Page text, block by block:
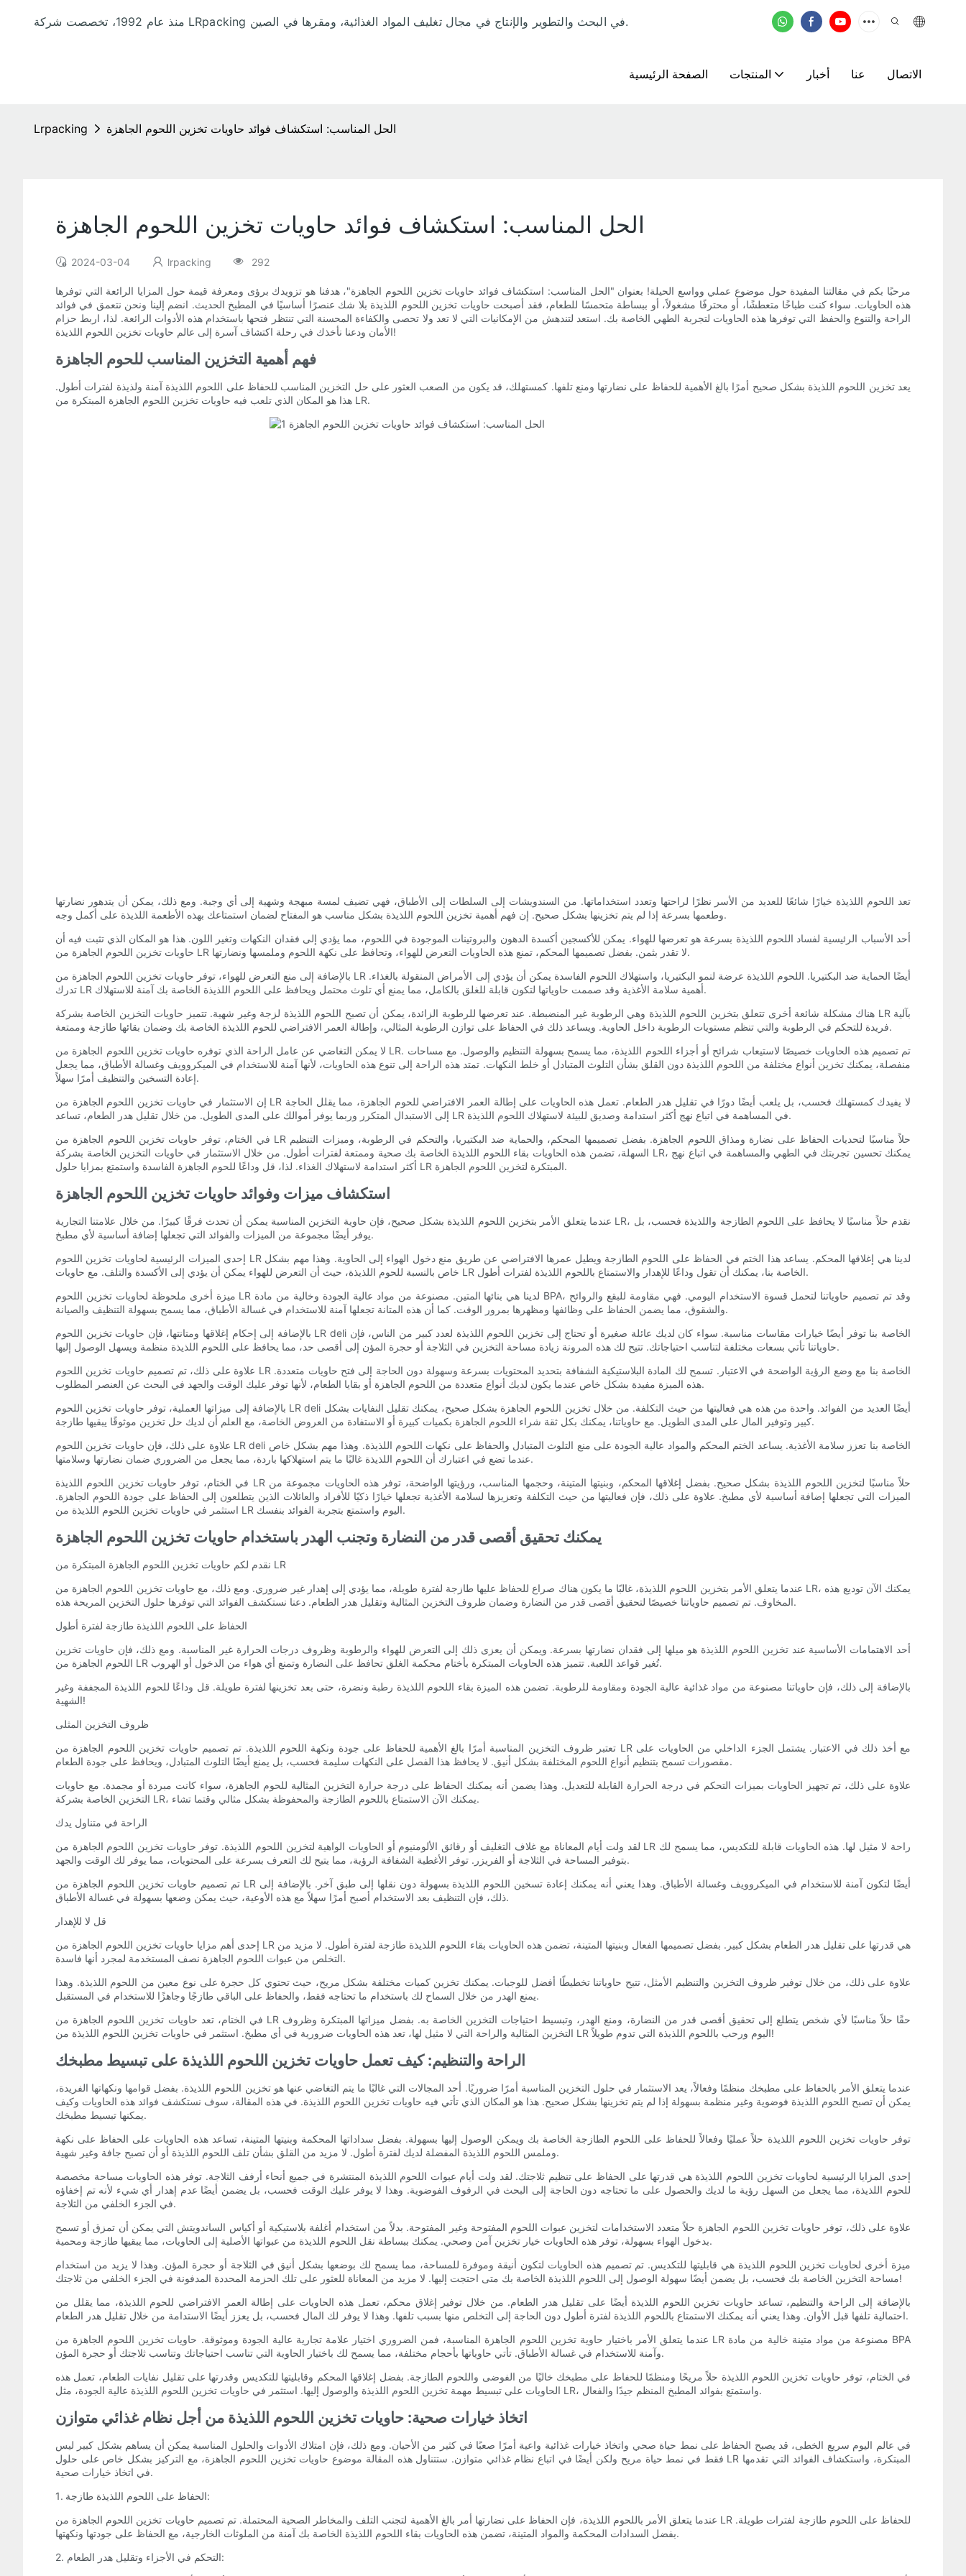
منذ عام 1992، تخصصت شركة LRpacking في البحث والتطوير والإنتاج في مجال تغليف المواد الغذائية، ومقرها في الصين.
الصفحة الرئيسية المنتجات أخبار عنا الاتصال
Lrpacking الحل المناسب: استكشاف فوائد حاويات تخزين اللحوم الجاهزة
الحل المناسب: استكشاف فوائد حاويات تخزين اللحوم الجاهزة
2024-03-04 lrpacking 292
مرحبًا بكم في مقالتنا المفيدة حول موضوع عملي وواسع الحيلة! بعنوان "الحل المناسب: استكشاف فوائد حاويات تخزين اللحوم الجاهزة"، هدفنا هو تزويدك برؤى ومعرفة قيمة حول المزايا الرائعة التي توفرها
هذه الحاويات. سواء كنت طباخًا متعطشًا، أو محترفًا مشغولاً، أو ببساطة متحمسًا للطعام، فقد أصبحت حاويات تخزين اللحوم اللذيذة بلا شك عنصرًا أساسيًا في المطبخ الحديث. انضم إلينا ونحن نتعمق في فوائد
الراحة والتنوع والحفظ التي توفرها هذه الحاويات لتجربة الطهي الخاصة بك. استعد لتندهش من الإمكانيات التي لا تعد ولا تحصى والكفاءة المحسنة التي تنتظر فتحها باستخدام هذه الأدوات الرائعة. لذا، اربط حزام
الأمان ودعنا نأخذك في رحلة اكتشاف آسرة إلى عالم حاويات تخزين اللحوم اللذيذة!
فهم أهمية التخزين المناسب للحوم الجاهزة
يعد تخزين اللحوم اللذيذة بشكل صحيح أمرًا بالغ الأهمية للحفاظ على نضارتها ومنع تلفها. كمستهلك، قد يكون من الصعب العثور على حل التخزين المناسب للحفاظ على اللحوم اللذيذة آمنة ولذيذة لفترات أطول.
هذا هو المكان الذي تلعب فيه حاويات تخزين اللحوم الجاهزة المبتكرة من LR.
تعد اللحوم اللذيذة خيارًا شائعًا للعديد من الأسر نظرًا لراحتها وتعدد استخداماتها. من السندويشات إلى السلطات إلى الأطباق، فهي تضيف لمسة مبهجة وشهية إلى أي وجبة. ومع ذلك، يمكن أن يتدهور نضارتها
وطعمها بسرعة إذا لم يتم تخزينها بشكل صحيح. إن فهم أهمية تخزين اللحوم اللذيذة بشكل مناسب هو المفتاح لضمان استمتاعك بهذه الأطعمة اللذيذة على أكمل وجه.
أحد الأسباب الرئيسية لفساد اللحوم اللذيذة بسرعة هو تعرضها للهواء. يمكن للأكسجين أكسدة الدهون والبروتينات الموجودة في اللحوم، مما يؤدي إلى فقدان النكهات وتغير اللون. هذا هو المكان الذي تثبت فيه أن
حاويات تخزين اللحوم الجاهزة من LR لا تقدر بثمن. بفضل تصميمها المحكم، تمنع هذه الحاويات التعرض للهواء، وتحافظ على نكهة اللحوم وملمسها ونضارتها.
بالإضافة إلى منع التعرض للهواء، توفر حاويات تخزين اللحوم الجاهزة من LR أيضًا الحماية ضد البكتيريا. اللحوم اللذيذة عرضة لنمو البكتيريا، واستهلاك اللحوم الفاسدة يمكن أن يؤدي إلى الأمراض المنقولة بالغذاء.
تدرك LR أهمية سلامة الأغذية وقد صممت حاوياتها لتكون قابلة للغلق بالكامل، مما يمنع أي تلوث محتمل ويحافظ على اللحوم اللذيذة الخاصة بك آمنة للاستهلاك.
هناك مشكلة شائعة أخرى تتعلق بتخزين اللحوم اللذيذة وهي الرطوبة غير المنضبطة. عند تعرضها للرطوبة الزائدة، يمكن أن تصبح اللحوم اللذيذة لزجة وغير شهية. تتميز حاويات التخزين الخاصة بشركة LR بآلية
فريدة للتحكم في الرطوبة والتي تنظم مستويات الرطوبة داخل الحاوية. ويساعد ذلك في الحفاظ على توازن الرطوبة المثالي، وإطالة العمر الافتراضي للحوم اللذيذة الخاصة بك وضمان بقائها طازجة وممتعة.
لا يمكن التغاضي عن عامل الراحة الذي توفره حاويات تخزين اللحوم الجاهزة من LR. تم تصميم هذه الحاويات خصيصًا لاستيعاب شرائح أو أجزاء اللحوم اللذيذة، مما يسمح بسهولة التنظيم والوصول. مع مساحات
منفصلة، ​​يمكنك تخزين أنواع مختلفة من اللحوم اللذيذة دون القلق بشأن التلوث المتبادل أو خلط النكهات. تمتد هذه الراحة إلى تنوع هذه الحاويات، لأنها آمنة للاستخدام في الميكروويف وغسالة الأطباق، مما يجعل
إعادة التسخين والتنظيف أمرًا سهلاً.
إن الاستثمار في حاويات تخزين اللحوم الجاهزة من LR لا يفيدك كمستهلك فحسب، بل يلعب أيضًا دورًا في تقليل هدر الطعام. تعمل هذه الحاويات على إطالة العمر الافتراضي للحوم الجاهزة، مما يقلل الحاجة
إلى الاستبدال المتكرر وربما يوفر أموالك على المدى الطويل. من خلال تقليل هدر الطعام، تساعد LR في المساهمة في اتباع نهج أكثر استدامة وصديق للبيئة لاستهلاك اللحوم اللذيذة.
في الختام، توفر حاويات تخزين اللحوم الجاهزة من LR حلاً مناسبًا لتحديات الحفاظ على نضارة ومذاق اللحوم الجاهزة. بفضل تصميمها المحكم، والحماية ضد البكتيريا، والتحكم في الرطوبة، وميزات التنظيم
السهلة، تضمن هذه الحاويات بقاء اللحوم اللذيذة الخاصة بك صحية وممتعة لفترات أطول. من خلال الاستثمار في حاويات التخزين الخاصة بشركة LR، يمكنك تحسين تجربتك في الطهي والمساهمة في اتباع نهج
أكثر استدامة لاستهلاك الغذاء. لذا، قل وداعًا للحوم الجاهزة الفاسدة واستمتع بمزايا حلول LR المبتكرة لتخزين اللحوم الجاهزة.
استكشاف ميزات وفوائد حاويات تخزين اللحوم الجاهزة
عندما يتعلق الأمر بتخزين اللحوم اللذيذة بشكل صحيح، فإن حاوية التخزين المناسبة يمكن أن تحدث فرقًا كبيرًا. من خلال علامتنا التجارية LR، نقدم حلاً مناسبًا لا يحافظ على اللحوم الطازجة واللذيذة فحسب، بل
يوفر أيضًا مجموعة من الميزات والفوائد التي تجعلها إضافة أساسية لأي مطبخ.
إحدى الميزات الرئيسية لحاويات تخزين اللحوم LR لدينا هي إغلاقها المحكم. يساعد هذا الختم في الحفاظ على اللحوم الطازجة ويطيل عمرها الافتراضي عن طريق منع دخول الهواء إلى الحاوية. وهذا مهم بشكل
خاص بالنسبة للحوم اللذيذة، حيث أن التعرض للهواء يمكن أن يؤدي إلى الأكسدة والتلف. مع حاويات LR الخاصة بنا، يمكنك أن تقول وداعًا للإهدار والاستمتاع باللحوم اللذيذة لفترات أطول.
ميزة أخرى ملحوظة لحاويات تخزين اللحوم LR لدينا هي بنائها المتين. مصنوعة من مواد عالية الجودة وخالية من مادة BPA، وقد تم تصميم حاوياتنا لتحمل قسوة الاستخدام اليومي. فهي مقاومة للبقع والروائح
والشقوق، مما يضمن الحفاظ على وظائفها ومظهرها بمرور الوقت. كما أن هذه المتانة تجعلها آمنة للاستخدام في غسالة الأطباق، مما يسمح بسهولة التنظيف والصيانة.
بالإضافة إلى إحكام إغلاقها ومتانتها، فإن حاويات تخزين اللحوم LR deli الخاصة بنا توفر أيضًا خيارات مقاسات مناسبة. سواء كان لديك عائلة صغيرة أو تحتاج إلى تخزين اللحوم اللذيذة لعدد كبير من الناس، فإن
حاوياتنا تأتي بسعات مختلفة لتناسب احتياجاتك. تتيح لك هذه المرونة زيادة مساحة التخزين في الثلاجة أو حجرة المؤن إلى أقصى حد، مما يحافظ على اللحوم اللذيذة منظمة ويسهل الوصول إليها.
علاوة على ذلك، تم تصميم حاويات تخزين اللحوم LR الخاصة بنا مع وضع الرؤية الواضحة في الاعتبار. تسمح لك المادة البلاستيكية الشفافة بتحديد المحتويات بسرعة وسهولة دون الحاجة إلى فتح حاويات متعددة.
هذه الميزة مفيدة بشكل خاص عندما يكون لديك أنواع متعددة من اللحوم الجاهزة أو بقايا الطعام، لأنها توفر عليك الوقت والجهد في البحث عن العنصر المطلوب.
بالإضافة إلى ميزاتها العملية، توفر حاويات تخزين اللحوم LR deli أيضًا العديد من الفوائد. واحدة من هذه هي فعاليتها من حيث التكلفة. من خلال تخزين اللحوم الجاهزة بشكل صحيح، يمكنك تقليل النفايات بشكل
كبير وتوفير المال على المدى الطويل. مع حاوياتنا، يمكنك بكل ثقة شراء اللحوم الجاهزة بكميات كبيرة أو الاستفادة من العروض الخاصة، مع العلم أن لديك حل تخزين موثوقًا يبقيها طازجة.
علاوة على ذلك، فإن حاويات تخزين اللحوم LR deli الخاصة بنا تعزز سلامة الأغذية. يساعد الختم المحكم والمواد عالية الجودة على منع التلوث المتبادل والحفاظ على نكهات اللحوم اللذيذة. وهذا مهم بشكل خاص
عندما تضع في اعتبارك أن اللحوم اللذيذة غالبًا ما يتم استهلاكها باردة، مما يجعل من الضروري ضمان نضارتها وسلامتها.
في الختام، توفر حاويات تخزين اللحوم اللذيذة LR حلاً مناسبًا لتخزين اللحوم اللذيذة بشكل صحيح. بفضل إغلاقها المحكم، وبنيتها المتينة، وحجمها المناسب، ورؤيتها الواضحة، توفر هذه الحاويات مجموعة من
الميزات التي تجعلها إضافة أساسية لأي مطبخ. علاوة على ذلك، فإن فعاليتها من حيث التكلفة وتعزيزها لسلامة الأغذية تجعلها خيارًا ذكيًا للأفراد والعائلات الذين يتطلعون إلى الحفاظ على جودة اللحوم الجاهزة.
استثمر في حاويات تخزين اللحوم اللذيذة من LR اليوم واستمتع بتجربة الفوائد بنفسك.
يمكنك تحقيق أقصى قدر من النضارة وتجنب الهدر باستخدام حاويات تخزين اللحوم الجاهزة
نقدم لكم حاويات تخزين اللحوم الجاهزة المبتكرة من LR
عندما يتعلق الأمر بتخزين اللحوم اللذيذة، غالبًا ما يكون هناك صراع للحفاظ عليها طازجة لفترة طويلة، مما يؤدي إلى إهدار غير ضروري. ومع ذلك، مع حاويات تخزين اللحوم الجاهزة من LR، يمكنك الآن توديع هذه
المخاوف. تم تصميم حاوياتنا خصيصًا لتحقيق أقصى قدر من النضارة وضمان ظروف التخزين المثالية وتقليل هدر الطعام. دعنا نستكشف الفوائد التي توفرها حلول التخزين المريحة هذه.
الحفاظ على اللحوم اللذيذة طازجة لفترة أطول
أحد الاهتمامات الأساسية عند تخزين اللحوم اللذيذة هو ميلها إلى فقدان نضارتها بسرعة. ويمكن أن يعزى ذلك إلى التعرض للهواء والرطوبة وظروف درجات الحرارة غير المناسبة. ومع ذلك، فإن حاويات تخزين
اللحوم الجاهزة من LR تُغير قواعد اللعبة. تتميز هذه الحاويات المبتكرة بأختام محكمة الغلق تحافظ على النضارة وتمنع أي هواء من الدخول أو الهروب.
بالإضافة إلى ذلك، فإن حاوياتنا مصنوعة من مواد غذائية عالية الجودة ومقاومة للرطوبة. تضمن هذه الميزة بقاء اللحوم اللذيذة رطبة ونضرة، حتى بعد تخزينها لفترة طويلة. قل وداعًا للحوم اللذيذة المجففة وغير
الشهية!
ظروف التخزين المثلى
تعتبر ظروف التخزين المناسبة أمرًا بالغ الأهمية للحفاظ على جودة ونكهة اللحوم اللذيذة. تم تصميم حاويات تخزين اللحوم الجاهزة من LR مع أخذ ذلك في الاعتبار. يشتمل الجزء الداخلي من الحاويات على
مقصورات تسمح بتنظيم أنواع اللحوم المختلفة بشكل أنيق. لا يحافظ هذا الفصل على النكهات سليمة فحسب، بل يمنع أيضًا التلوث المتبادل، ويحافظ على جودة الطعام.
علاوة على ذلك، تم تجهيز الحاويات بميزات التحكم في درجة الحرارة القابلة للتعديل. وهذا يضمن أنه يمكنك الحفاظ على درجة حرارة التخزين المثالية للحوم الجاهزة، سواء كانت مبردة أو مجمدة. مع حاويات
التخزين الخاصة بشركة LR، يمكنك الآن الاستمتاع باللحوم الطازجة والمحفوظة بشكل مثالي وقتما تشاء.
الراحة في متناول يدك
لقد ولت أيام المعاناة مع غلاف التغليف أو رقائق الألومنيوم أو الحاويات الواهية لتخزين اللحوم اللذيذة. توفر حاويات تخزين اللحوم الجاهزة من LR راحة لا مثيل لها. هذه الحاويات قابلة للتكديس، مما يسمح لك
بتوفير المساحة في الثلاجة أو الفريزر. توفر الأغطية الشفافة الرؤية، مما يتيح لك التعرف بسرعة على المحتويات، مما يوفر لك الوقت والجهد.
تم تصميم حاويات تخزين اللحوم الجاهزة من LR أيضًا لتكون آمنة للاستخدام في الميكروويف وغسالة الأطباق. وهذا يعني أنه يمكنك إعادة تسخين اللحوم اللذيذة بسهولة دون نقلها إلى طبق آخر. بالإضافة إلى
ذلك، فإن التنظيف بعد الاستخدام أصبح أمرًا سهلاً مع هذه الأوعية، حيث يمكن وضعها بسهولة في غسالة الأطباق.
قل لا للإهدار
إحدى أهم مزايا حاويات تخزين اللحوم الجاهزة من LR هي قدرتها على تقليل هدر الطعام بشكل كبير. بفضل تصميمها الفعال وبنيتها المتينة، تضمن هذه الحاويات بقاء اللحوم اللذيذة طازجة لفترة أطول. لا مزيد من
التخلص من عبوات اللحوم الجاهزة نصف المستخدمة لمجرد أنها فاسدة.
علاوة على ذلك، من خلال توفير ظروف التخزين والتنظيم الأمثل، تتيح حاوياتنا تخطيطًا أفضل للوجبات. يمكنك تخزين كميات مختلفة بشكل مريح، حيث تحتوي كل حجرة على نوع معين من اللحوم اللذيذة. وهذا
يمنع الهدر من خلال السماح لك باستخدام ما تحتاجه فقط، والحفاظ على الباقي طازجًا وجاهزًا للاستخدام في المستقبل.
في الختام، تعد حاويات تخزين اللحوم الجاهزة من LR حقًا حلاً مناسبًا لأي شخص يتطلع إلى تحقيق أقصى قدر من النضارة، ومنع الهدر، وتبسيط احتياجات التخزين الخاصة به. بفضل ميزاتها المبتكرة وظروف
التخزين المثالية والراحة التي لا مثيل لها، تعد هذه الحاويات ضرورية في أي مطبخ. استثمر في حاويات تخزين اللحوم اللذيذة من LR اليوم ورحب باللحوم اللذيذة التي تدوم طويلاً!
الراحة والتنظيم: كيف تعمل حاويات تخزين اللحوم اللذيذة على تبسيط مطبخك
عندما يتعلق الأمر بالحفاظ على مطبخك منظمًا وفعالاً، يعد الاستثمار في حلول التخزين المناسبة أمرًا ضروريًا. أحد المجالات التي غالبًا ما يتم التغاضي عنها هو تخزين اللحوم اللذيذة. بفضل قوامها ونكهاتها الفريدة،
يمكن أن تصبح اللحوم اللذيذة فوضوية وغير منظمة بسهولة إذا لم يتم تخزينها بشكل صحيح. هذا هو المكان الذي تأتي فيه حاويات تخزين اللحوم اللذيذة. في هذه المقالة، سوف نستكشف فوائد هذه الحاويات وكيف
يمكنها تبسيط مطبخك.
توفر حاويات تخزين اللحوم اللذيذة حلاً عمليًا وفعالاً للحفاظ على اللحوم الطازجة الخاصة بك ويمكن الوصول إليها بسهولة. بفضل سداداتها المحكمة وبنيتها المتينة، تساعد هذه الحاويات على الحفاظ على نكهة
وملمس اللحوم اللذيذة المفضلة لديك لفترة أطول. لا مزيد من القلق بشأن تلف اللحوم اللذيذة أو أن تصبح جافة وغير شهية.
إحدى المزايا الرئيسية لحاويات تخزين اللحوم اللذيذة هي قدرتها على الحفاظ على تنظيم ثلاجتك. لقد ولت أيام عبوات اللحوم اللذيذة المنتشرة في جميع أنحاء أرفف الثلاجة. توفر هذه الحاويات مساحة مخصصة
للحوم اللذيذة، مما يجعل من السهل رؤية ما لديك والحصول على ما تحتاجه دون الحاجة إلى البحث في الرفوف الفوضوية. وهذا لا يوفر عليك الوقت فحسب، بل يضمن أيضًا عدم إهدار أي شيء لأنه تم إخفاؤه
في الجزء الخلفي من الثلاجة.
علاوة على ذلك، توفر حاويات تخزين اللحوم الجاهزة حلاً متعدد الاستخدامات لتخزين عبوات اللحوم المفتوحة وغير المفتوحة. بدلاً من استخدام أغلفة بلاستيكية أو أكياس الساندويتش التي يمكن أن تمزق أو تسمح
بدخول الهواء بسهولة، توفر هذه الحاويات خيار تخزين آمن وصحي. يمكنك ببساطة نقل اللحوم اللذيذة من عبواتها الأصلية إلى الحاويات، مما يبقيها طازجة ومحمية.
ميزة أخرى لحاويات تخزين اللحوم اللذيذة هي قابليتها للتكديس. تم تصميم هذه الحاويات لتكون أنيقة وموفرة للمساحة، مما يسمح لك بوضعها بشكل أنيق في الثلاجة أو حجرة المؤن. وهذا لا يزيد من استخدام
مساحة التخزين الخاصة بك فحسب، بل يضمن أيضًا سهولة الوصول إلى اللحوم اللذيذة الخاصة بك متى احتجت إليها. لا مزيد من المعاناة للعثور على تلك الحزمة المحددة المدفونة في الجزء الخلفي من ثلاجتك!
بالإضافة إلى الراحة والتنظيم، تساعد حاويات تخزين اللحوم اللذيذة أيضًا على تقليل هدر الطعام. من خلال توفير إغلاق محكم، تعمل هذه الحاويات على إطالة العمر الافتراضي للحوم اللذيذة، مما يقلل من
احتمالية تلفها قبل الأوان. وهذا يعني أنه يمكنك الاستمتاع باللحوم اللذيذة لفترة أطول دون الحاجة إلى التخلص منها بسبب تلفها. وهذا لا يوفر لك المال فحسب، بل يعزز أيضًا الاستدامة من خلال تقليل هدر الطعام.
عندما يتعلق الأمر باختيار حاوية تخزين اللحوم الجاهزة المناسبة، فمن الضروري اختيار علامة تجارية عالية الجودة وموثوقة. حاويات تخزين اللحوم الجاهزة من LR مصنوعة من مواد متينة خالية من مادة BPA
وآمنة للاستخدام في غسالة الأطباق. تأتي حاوياتها بأحجام مختلفة، مما يسمح لك باختيار الحاوية التي تناسب احتياجاتك وتناسب ثلاجتك أو حجرة المؤن.
في الختام، توفر حاويات تخزين اللحوم اللذيذة حلاً مريحًا ومنظمًا للحفاظ على مطبخك خاليًا من الفوضى واللحوم الطازجة. بفضل إغلاقها المحكم وقابليتها للتكديس وقدرتها على تقليل نفايات الطعام، تعمل هذه
الحاويات على تبسيط مهمة تخزين اللحوم اللذيذة والوصول إليها. استثمر في حاويات تخزين اللحوم اللذيذة عالية الجودة، مثل LR، واستمتع بفوائد المطبخ المنظم جيدًا والفعال.
اتخاذ خيارات صحية: حاويات تخزين اللحوم اللذيذة من أجل نظام غذائي متوازن
في عالم اليوم سريع الخطى، قد يصبح الحفاظ على نمط حياة صحي واتخاذ خيارات غذائية واعية أمرًا صعبًا في كثير من الأحيان. ومع ذلك، فإن امتلاك الأدوات والحلول المناسبة يمكن أن يساهم بشكل كبير ليس
فقط في نمط حياة مريح ولكن أيضًا في اتباع نظام غذائي متوازن. ستتناول هذه المقالة موضوع حاويات تخزين اللحوم الجاهزة، مع التركيز بشكل خاص على حلول LR المبتكرة، واستكشاف الفوائد التي تقدمها
في اتخاذ خيارات صحية.
1. الحفاظ على اللحوم اللذيذة طازجة:
عندما يتعلق الأمر باللحوم اللذيذة، فإن الحفاظ على نضارتها أمر بالغ الأهمية لتجنب التلف والمخاطر الصحية المحتملة. تم تصميم حاويات تخزين اللحوم الجاهزة من LR للحفاظ على اللحوم طازجة لفترات طويلة.
بفضل السدادات المحكمة والمواد المتينة، تضمن هذه الحاويات بقاء اللحوم اللذيذة الخاصة بك آمنة من الملوثات الخارجية، مع الحفاظ على جودتها ونكهتها.
2. التحكم في الأجزاء وتقليل هدر الطعام: